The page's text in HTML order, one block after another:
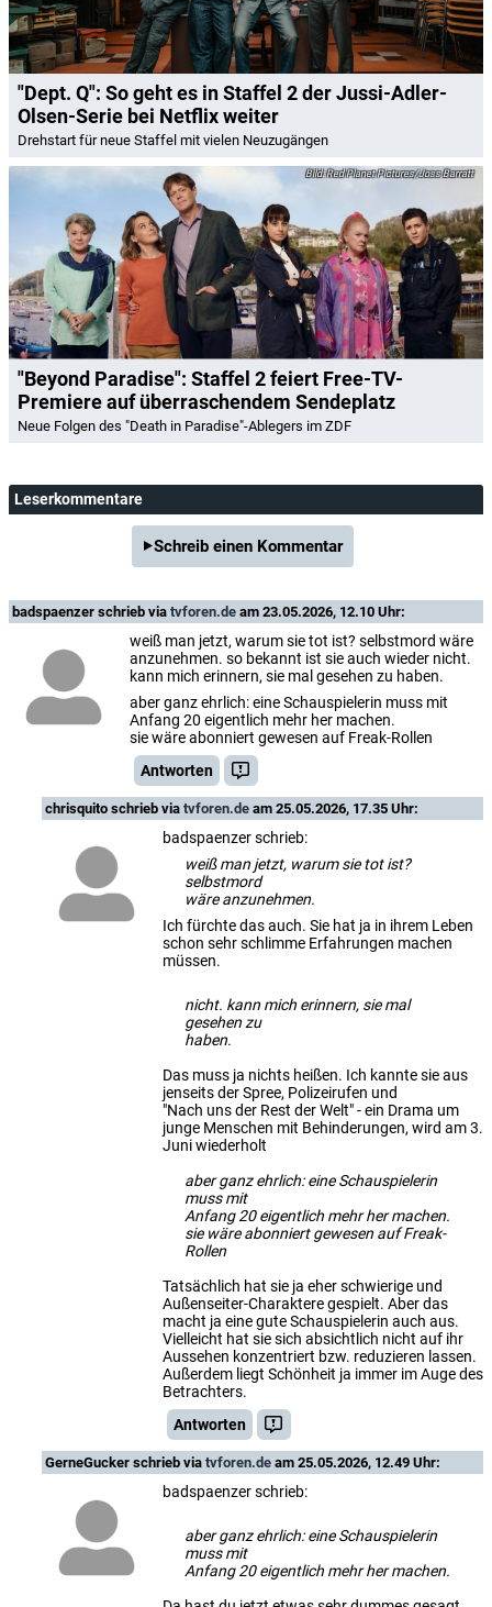
"Dept. Q": So geht es in Staffel 2 der Jussi-Adler-
Olsen-Serie bei Netflix weiter
Drehstart für neue Staffel mit vielen Neuzugängen
Red Planet Pictures/Joss Barratt
"Beyond Paradise": Staffel 2 feiert Free-TV-
Premiere auf überraschendem Sendeplatz
Neue Folgen des "Death in Paradise"-Ablegers im ZDF
Leserkommentare
Schreib einen Kommentar
badspaenzer schrieb via tvforen.de am 23.05.2026, 12.10 Uhr:
weiß man jetzt, warum sie tot ist? selbstmord wäre
anzunehmen. so bekannt ist sie auch wieder nicht.
kann mich erinnern, sie mal gesehen zu haben.
aber ganz ehrlich: eine Schauspielerin muss mit
Anfang 20 eigentlich mehr her machen.
sie wäre abonniert gewesen auf Freak-Rollen
Antworten
chrisquito schrieb via tvforen.de am 25.05.2026, 17.35 Uhr:
badspaenzer schrieb:
weiß man jetzt, warum sie tot ist?
selbstmord
wäre anzunehmen.
Ich fürchte das auch. Sie hat ja in ihrem Leben
schon sehr schlimme Erfahrungen machen
müssen.
nicht. kann mich erinnern, sie mal
gesehen zu
haben.
Das muss ja nichts heißen. Ich kannte sie aus
jenseits der Spree, Polizeirufen und
"Nach uns der Rest der Welt" - ein Drama um
junge Menschen mit Behinderungen, wird am 3.
Juni wiederholt
aber ganz ehrlich: eine Schauspielerin
muss mit
Anfang 20 eigentlich mehr her machen.
sie wäre abonniert gewesen auf Freak-
Rollen
Tatsächlich hat sie ja eher schwierige und
Außenseiter-Charaktere gespielt. Aber das
macht ja eine gute Schauspielerin auch aus.
Vielleicht hat sie sich absichtlich nicht auf ihr
Aussehen konzentriert bzw. reduzieren lassen.
Außerdem liegt Schönheit ja immer im Auge des
Betrachters.
Antworten
GerneGucker schrieb via tvforen.de am 25.05.2026, 12.49 Uhr:
badspaenzer schrieb:
aber ganz ehrlich: eine Schauspielerin
muss mit
Anfang 20 eigentlich mehr her machen.